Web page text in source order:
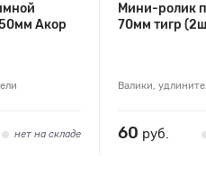
Акор
нет на складе
Мини-ролик
70мм тигр
Валики,
60 руб.